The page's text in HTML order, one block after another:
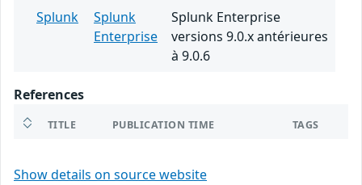
Splunk
Splunk
Enterprise
Splunk Enterprise
versions 9.0.x antérieures
à 9.0.6
References
TITLE PUBLICATION TIME TAGS
Show details on source website